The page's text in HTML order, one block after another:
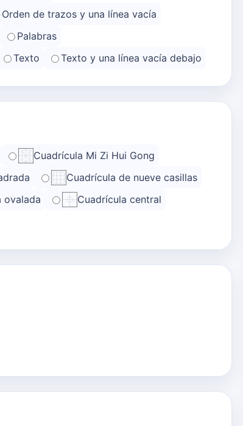
Orden de trazos y una línea vacía
Palabras
Texto Texto y una línea vacía debajo
Cuadrícula Mi Zi Hui Gong
Cuadrícula de nueve casillas
ovalada
Cuadrícula central